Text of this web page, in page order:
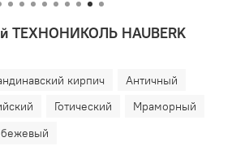
ТЕХНОНИКОЛЬ HAUBERK
кирпич
Античный
Готический
Мраморный